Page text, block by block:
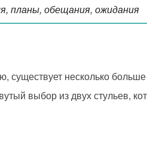
планы, обещания, ожидания
существует несколько
выбор из двух стульев,